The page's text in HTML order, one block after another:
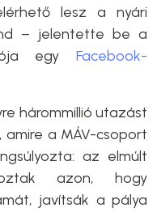
lesz a nyári
– jelentette be a
egy Facebook-
hárommillió utazást
a MÁV-csoport
az elmúlt
azon, hogy
javítsák a pálya